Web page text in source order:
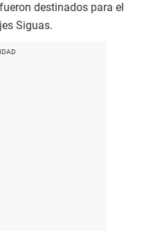
destinados para el
Siguas.